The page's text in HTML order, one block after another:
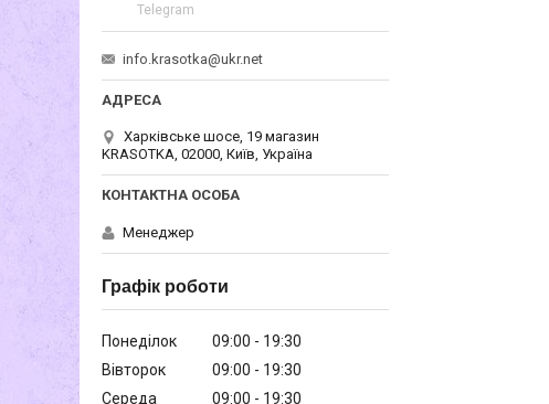
Telegram
info.krasotka@ukr.net
Харківське шосе, 19 магазин
KRASOTKA, 02000, Київ, Україна
Менеджер
Графік роботи
Понеділок 09:00
19:30
Вівторок
09:00
19:30
Середа
09:00 19:30